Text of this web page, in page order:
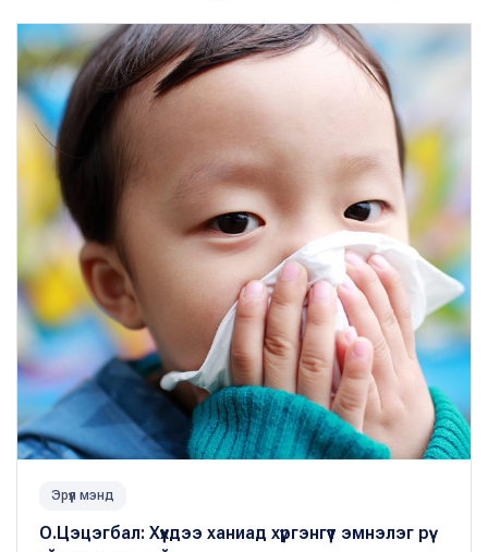
Эрүүл мэнд
О.Цэцэгбал: Хүүхдээ ханиад хүргэнгүүт эмнэлэг рүү